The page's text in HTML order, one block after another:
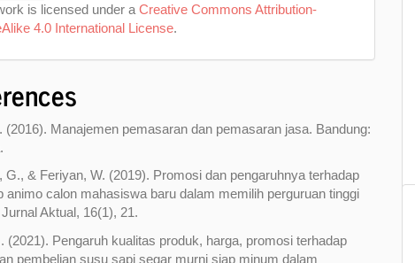
is licensed under aCreative Commons Attribution-
4.0 International License.
(2016). Manajemen pemasaran dan pemasaran jasa. Bandung:
G., & Feriyan, W. (2019). Promosi dan pengaruhnya terhadap
animo calon mahasiswa baru dalam memilih perguruan tinggi
Aktual, 16(1), 21.
(2021). Pengaruh kualitas produk, harga, promosi terhadap
pembelian susu sapi segar murni siap minum dalam